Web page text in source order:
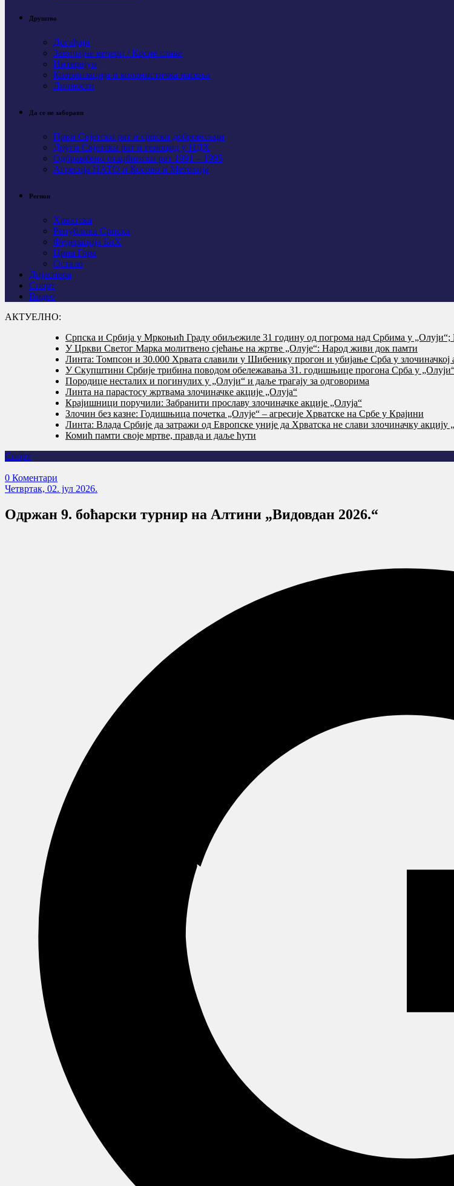
Друштво
Догађаји
Завичајне вечери / Крсне славе
Интервјуи
Колонизација и колонистичка насеља
Личности
Да се не заборави
Први Свјeтски рат и српски добровољци
Други Свјетски рат и геноцид у НДХ
Одбрамбено отаџбински рат 1991 – 1995
Агресија НАТО и Косово и Метохија
Регион
Хрватска
Република Српска
Федерација БиХ
Црна Гора
Остало
Дијаспора
Спорт
Видео
АКТУЕЛНО:
Српска и Србија у Мркоњић Граду обиљежиле 31 годину од погрома над Србима у „Олуји“;
У Цркви Светог Марка молитвено сјећање на жртве „Олује“: Народ живи док памти
Линта: Томпсон и 30.000 Хрвата славили у Шибенику прогон и убијање Срба у злочиначкој
У Скупштини Србије трибина поводом обележавања 31. годишњице прогона Срба у
Породице несталих и погинулих у „Олуји“ и даље трагају за одговорима
Линта на парастосу жртвама злочиначке акције „Олуја“
Крајишници поручили: Забранити прославу злочиначке акције „Олуја“
Злочин без казне: Годишњица почетка „Олује“ – агресије Хрватске на Србе у Крајини
Линта: Влада Србије да затражи од Европске уније да Хрватска не слави злочиначку акцију
Комић памти своје мртве, правда и даље ћути
Спорт
0 Коментари
Четвртак, 02. јул 2026.
Одржан 9. боћарски турнир на Алтини „Видовдан 2026.“